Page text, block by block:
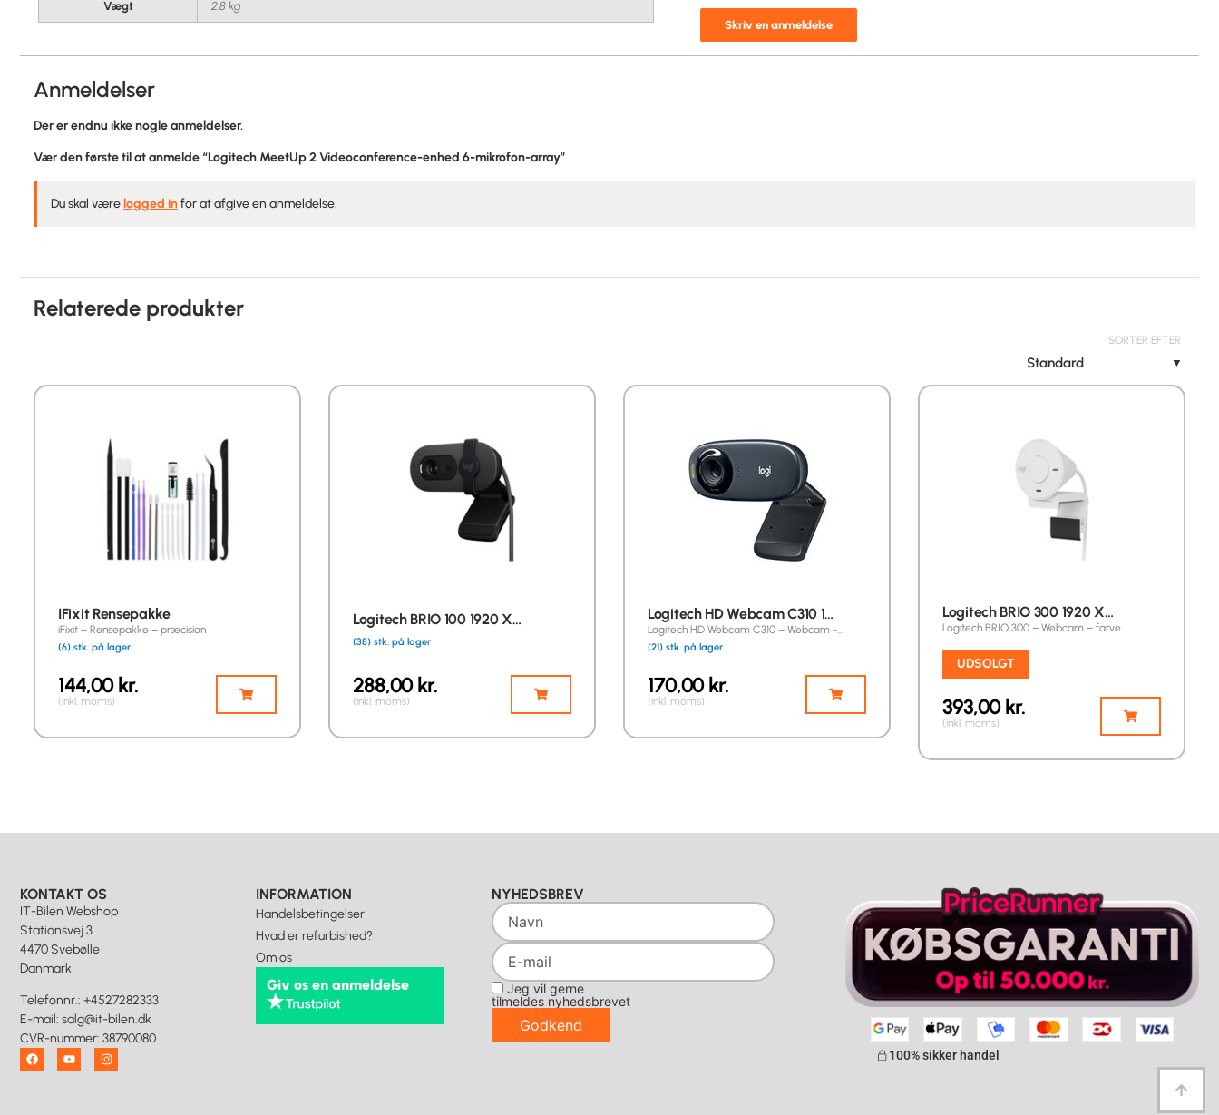
Vægt 2.8 kg
Skriv en anmeldelse
Anmeldelser
Der er endnu ikke nogle anmeldelser.
Vær den første til at anmelde “Logitech MeetUp 2 Videoconference-enhed 6-mikrofon-array”
Du skal være logged infor at afgive en anmeldelse.
Relaterede produkter
SORTER EFTER
Standard ▼
IFixit Rensepakke
iFixit – Rensepakke – præcision
(6) stk. på lager
144,00kr.
(inkl. moms)
Logitech BRIO 100 1920 X…
(38) stk. på lager
288,00kr.
(inkl. moms)
Logitech HD Webcam C310 1…
Logitech HD Webcam C310 – Webcam -…
(21) stk. på lager
170,00kr.
(inkl. moms)
Logitech BRIO 300 1920 X…
Logitech BRIO 300 – Webcam – farve…
UDSOLGT
393,00kr.
(inkl. moms)
KONTAKT OS
IT-Bilen Webshop
Stationsvej 3
4470 Svebølle
Danmark
Telefonnr.: +4527282333
E-mail: salg@it-bilen.dk
CVR-nummer: 38790080
INFORMATION
Handelsbetingelser
Hvad er refurbished?
Om os
Giv os en anmeldelse
NYHEDSBREV
tilmeldes nyhedsbrevet
Godkend
100% sikker handel